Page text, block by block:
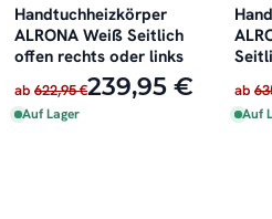
Handtuchheizkörper
ALRONA Weiß Seitlich
offen rechts oder links
ab 622,95 €239,95 €
Auf Lager
ab
Auf